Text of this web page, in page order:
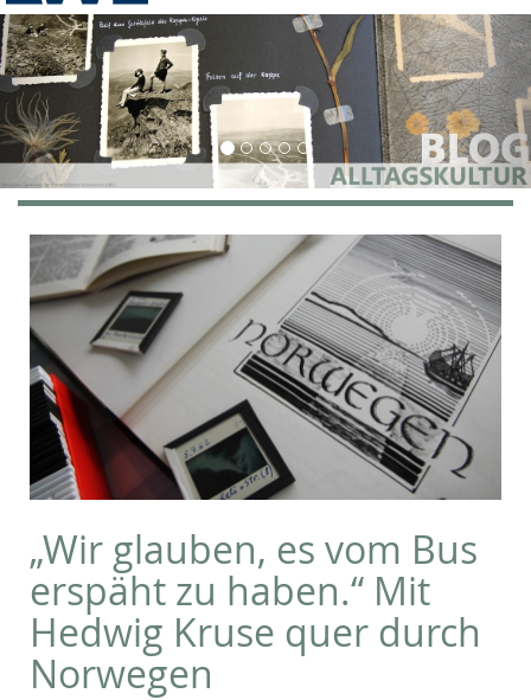
Vorherige
„Wir glauben, es vom Bus
erspäht zu haben.“ Mit
Hedwig Kruse quer durch
Norwegen